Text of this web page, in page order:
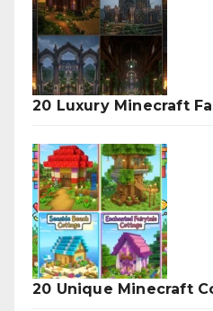
20 Luxury Minecraft
20 Unique Minecraft